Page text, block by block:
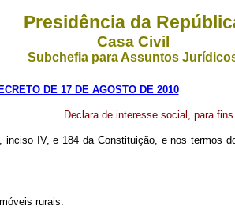
Presidência da
Casa Civil
Subchefia para Assuntos
DE 17 DE AGOSTO DE 2010
Declara de interesse social, para
IV, e 184 da Constituição, e nos termos
rurais: